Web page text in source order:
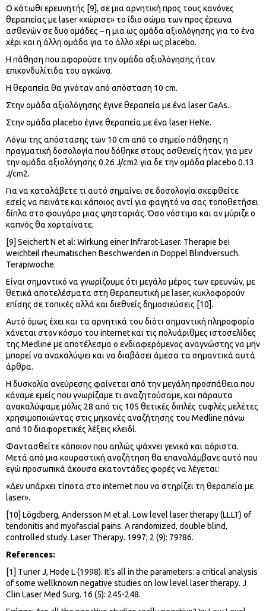
Ο κάτωθι ερευνητής [9], σε μια αρνητική προς τους κανόνες
θεραπείας με laser «χώρισε» το ίδιο σώμα των προς έρευνα
ασθενών σε δυο ομάδες – η μια ως ομάδα αξιολόγησης για το ένα
χέρι και η άλλη ομάδα για το άλλο χέρι ως placebo.
Η πάθηση που αφορούσε την ομάδα αξιολόγησης ήταν
επικονδυλίτιδα του αγκώνα.
Η θεραπεία θα γινόταν από απόσταση 10 cm.
Στην ομάδα αξιολόγησης έγινε θεραπεία με ένα laser GaAs.
Στην ομάδα placebo έγινε θεραπεία με ένα laser HeNe.
Λόγω της απόστασης των 10 cm από το σημείο πάθησης η
πραγματική δοσολογία που δόθηκε στους ασθενείς ήταν, για μεν
την ομάδα αξιολόγησης 0.26 J/cm2 για δε την ομάδα placebo 0.13
J/cm2.
Για να καταλάβετε τι αυτό σημαίνει σε δοσολογία σκεφθείτε
εσείς να πεινάτε και κάποιος αντί για φαγητό να σας τοποθετήσει
δίπλα στο φουγάρο μιας ψησταριάς. Όσο νόστιμα και αν μύριζε ο
καπνός θα χορταίνατε;
[9] Seichert N et al: Wirkung einer Infrarot-Laser. Therapie bei
weichteil rheumatischen Beschwerden in Doppel Blindversuch.
Terapiwoche.
Είναι σημαντικό να γνωρίζουμε ότι μεγάλο μέρος των ερευνών, με
θετικά αποτελέσματα στη θεραπευτική με laser, κυκλοφορούν
επίσης σε τοπικές αλλά και διεθνείς δημοσιεύσεις [10].
Αυτό όμως έχει και τα αρνητικά του διότι σημαντική πληροφορία
χάνεται στον κόσμο του internet και τις πολυάριθμες ιστοσελίδες
της Medline με αποτέλεσμα ο ενδιαφερόμενος αναγνώστης να μην
μπορεί να ανακαλύψει και να διαβάσει άμεσα τα σημαντικά αυτά
άρθρα.
Η δυσκολία ανεύρεσης φαίνεται από την μεγάλη προσπάθεια που
κάναμε εμείς που γνωρίζαμε τι αναζητούσαμε, και πάραυτα
ανακαλύψαμε μόλις 28 από τις 105 θετικές διπλές τυφλές μελέτες
χρησιμοποιώντας στις μηχανές αναζήτησης του Medline πάνω
από 10 διαφορετικές λέξεις κλειδί.
Φαντασθείτε κάποιον που απλώς ψάχνει γενικά και αόριστα.
Μετά από μια κουραστική αναζήτηση θα επαναλάμβανε αυτό που
εγώ προσωπικά άκουσα εκατοντάδες φορές να λέγεται:
«Δεν υπάρχει τίποτα στο internet που να στηρίζει τη θεραπεία με
laser».
[10] Lögdberg, Andersson M et al. Low level laser therapy (LLLT) of
tendonitis and myofascial pains. A randomized, double blind,
controlled study. Laser Therapy. 1997; 2 (9): 79?86.
References:
[1] Tuner J, Hode L (1998). It's all in the parameters: a critical analysis
of some wellknown negative studies on low level laser therapy. J
Clin Laser Med Surg. 16 (5): 245-248.